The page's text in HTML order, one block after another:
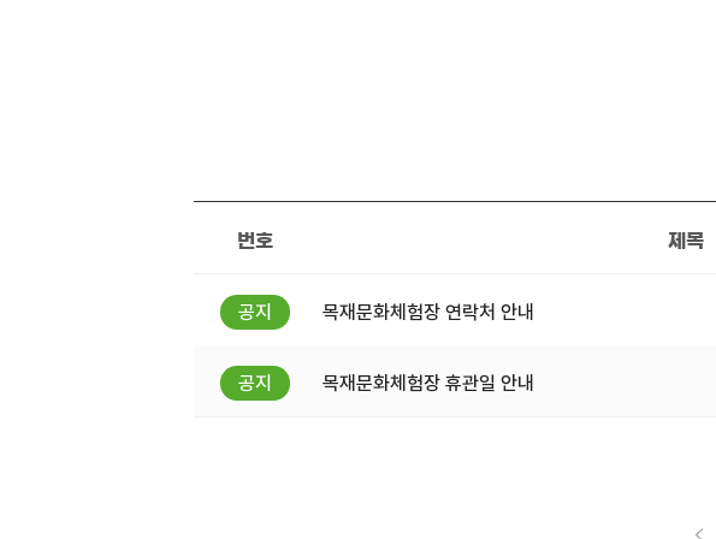
번호 제목
목재문화체험장 연락처 안내
목재문화체험장 휴관일 안내